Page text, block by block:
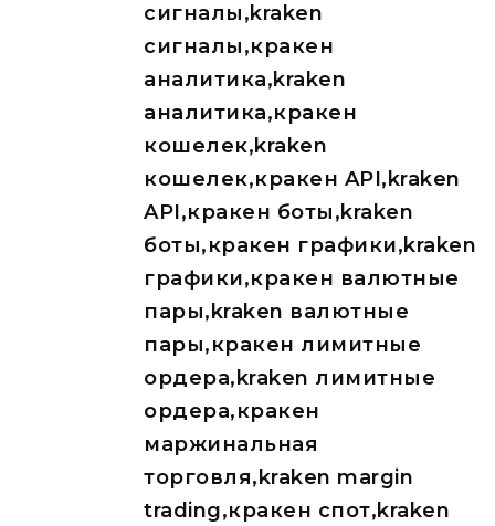
сигналы,kraken
сигналы,кракен
аналитика,kraken
аналитика,кракен
кошелек,kraken
кошелек,кракен API,kraken
API,кракен боты,kraken
боты,кракен графики,kraken
графики,кракен валютные
пары,kraken валютные
пары,кракен лимитные
ордера,kraken лимитные
ордера,кракен
маржинальная
торговля,kraken margin
trading,кракен спот,kraken